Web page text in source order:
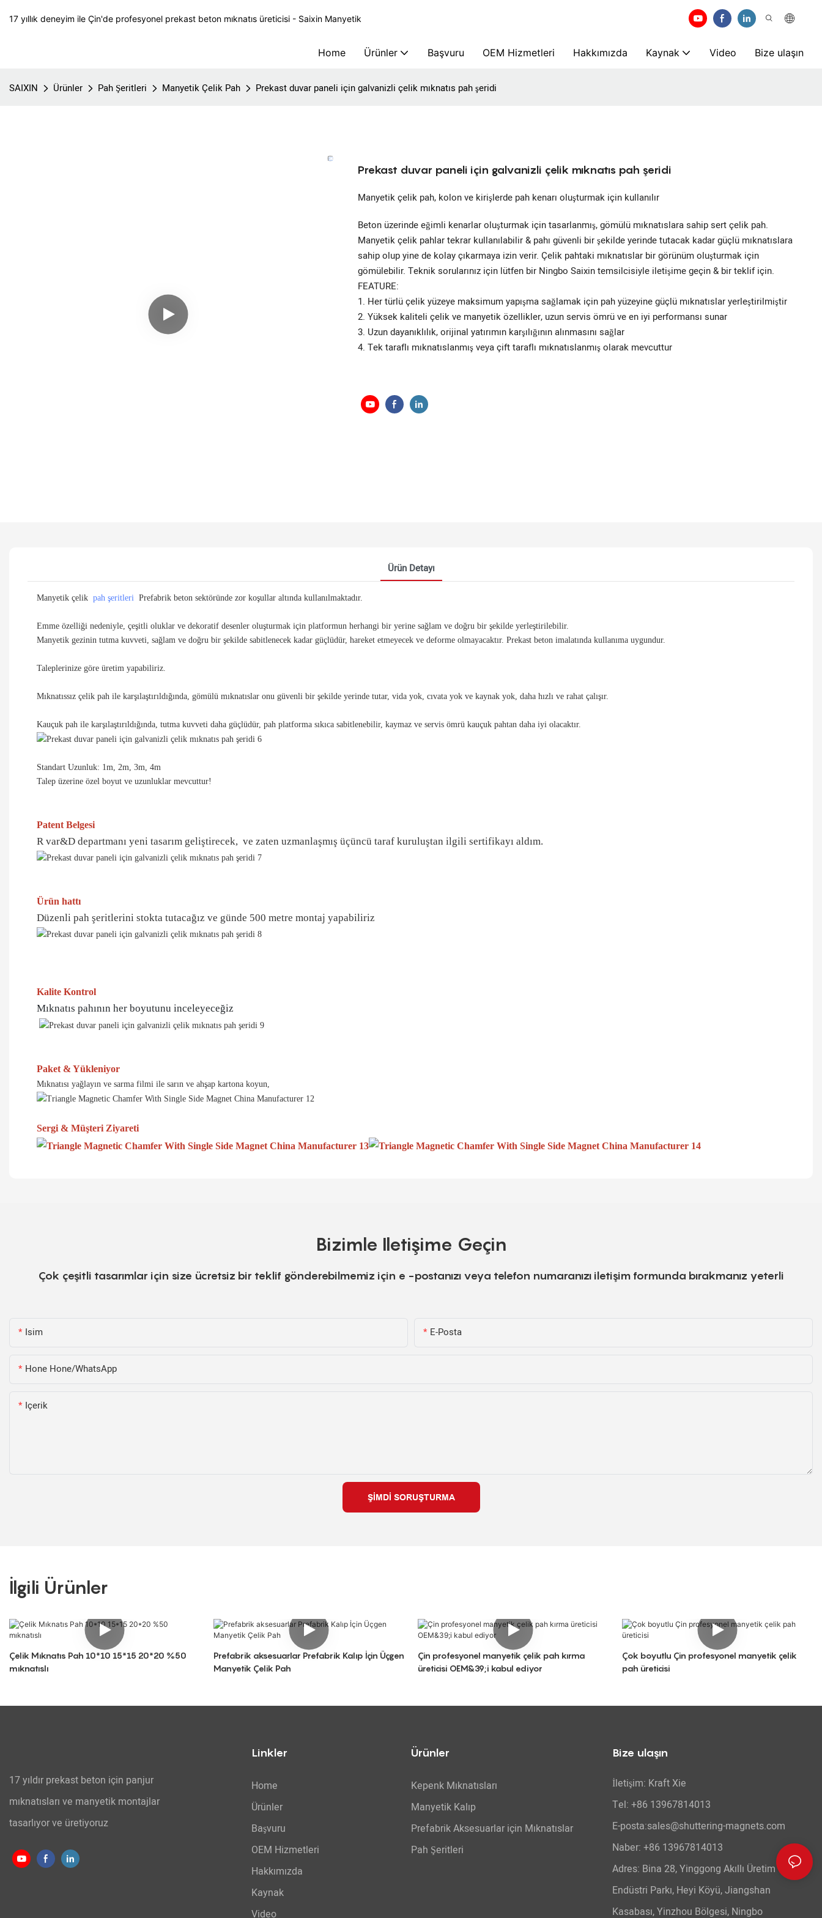
17 yıllık deneyim ile Çin'de profesyonel prekast beton mıknatıs üreticisi - Saixin Manyetik
Home Ürünler Başvuru OEM Hizmetleri Hakkımızda Kaynak Video Bize ulaşın
SAIXIN Ürünler Pah Şeritleri Manyetik Çelik Pah Prekast duvar paneli için galvanizli çelik mıknatıs pah şeridi
Prekast duvar paneli için galvanizli çelik mıknatıs pah şeridi
Manyetik çelik pah, kolon ve kirişlerde pah kenarı oluşturmak için kullanılır
Beton üzerinde eğimli kenarlar oluşturmak için tasarlanmış, gömülü mıknatıslara sahip sert çelik pah.
Manyetik çelik pahlar tekrar kullanılabilir & pahı güvenli bir şekilde yerinde tutacak kadar güçlü mıknatıslara
sahip olup yine de kolay çıkarmaya izin verir. Çelik pahtaki mıknatıslar bir görünüm oluşturmak için
gömülebilir. Teknik sorularınız için lütfen bir Ningbo Saixin temsilcisiyle iletişime geçin & bir teklif için.
FEATURE:
1. Her türlü çelik yüzeye maksimum yapışma sağlamak için pah yüzeyine güçlü mıknatıslar yerleştirilmiştir
2. Yüksek kaliteli çelik ve manyetik özellikler, uzun servis ömrü ve en iyi performansı sunar
3. Uzun dayanıklılık, orijinal yatırımın karşılığının alınmasını sağlar
4. Tek taraflı mıknatıslanmış veya çift taraflı mıknatıslanmış olarak mevcuttur
Ürün Detayı
Manyetik çelik pah şeritleri Prefabrik beton sektöründe zor koşullar altında kullanılmaktadır.
Emme özelliği nedeniyle, çeşitli oluklar ve dekoratif desenler oluşturmak için platformun herhangi bir yerine sağlam ve doğru bir şekilde yerleştirilebilir.
Manyetik gezinin tutma kuvveti, sağlam ve doğru bir şekilde sabitlenecek kadar güçlüdür, hareket etmeyecek ve deforme olmayacaktır. Prekast beton imalatında kullanıma uygundur.
Taleplerinize göre üretim yapabiliriz.
Mıknatıssız çelik pah ile karşılaştırıldığında, gömülü mıknatıslar onu güvenli bir şekilde yerinde tutar, vida yok, cıvata yok ve kaynak yok, daha hızlı ve rahat çalışır.
Kauçuk pah ile karşılaştırıldığında, tutma kuvveti daha güçlüdür, pah platforma sıkıca sabitlenebilir, kaymaz ve servis ömrü kauçuk pahtan daha iyi olacaktır.
Standart Uzunluk: 1m, 2m, 3m, 4m
Talep üzerine özel boyut ve uzunluklar mevcuttur!
Patent Belgesi
R var&D departmanı yeni tasarım geliştirecek, ve zaten uzmanlaşmış üçüncü taraf kuruluştan ilgili sertifikayı aldım.
Ürün hattı
Düzenli pah şeritlerini stokta tutacağız ve günde 500 metre montaj yapabiliriz
Kalite Kontrol
Mıknatıs pahının her boyutunu inceleyeceğiz
Paket & Yükleniyor
Mıknatısı yağlayın ve sarma filmi ile sarın ve ahşap kartona koyun,
Sergi & Müşteri Ziyareti
Bizimle Iletişime Geçin
Çok çeşitli tasarımlar için size ücretsiz bir teklif gönderebilmemiz için e -postanızı veya telefon numaranızı iletişim formunda bırakmanız yeterli
Isim E-Posta
Hone Hone/WhatsApp
Içerik
ŞIMDI SORUŞTURMA
İlgili Ürünler
Çelik Mıknatıs Pah 10*10 15*15 20*20 %50
mıknatıslı
Prefabrik aksesuarlar Prefabrik Kalıp İçin Üçgen
Manyetik Çelik Pah
Çin profesyonel manyetik çelik pah kırma
üreticisi OEM&39;i kabul ediyor
Çok boyutlu Çin profesyonel manyetik çelik
pah üreticisi
17 yıldır prekast beton için panjur
mıknatısları ve manyetik montajlar
tasarlıyor ve üretiyoruz
Linkler
Home
Ürünler
Başvuru
OEM Hizmetleri
Hakkımızda
Kaynak
Video
Ürünler
Kepenk Mıknatısları
Manyetik Kalıp
Prefabrik Aksesuarlar için Mıknatıslar
Pah Şeritleri
Bize ulaşın
İletişim: Kraft Xie
Tel: +86 13967814013
E-posta:sales@shuttering-magnets.com
Naber: +86 13967814013
Adres: Bina 28, Yinggong Akıllı Üretim
Endüstri Parkı, Heyi Köyü, Jiangshan
Kasabası, Yinzhou Bölgesi, Ningbo